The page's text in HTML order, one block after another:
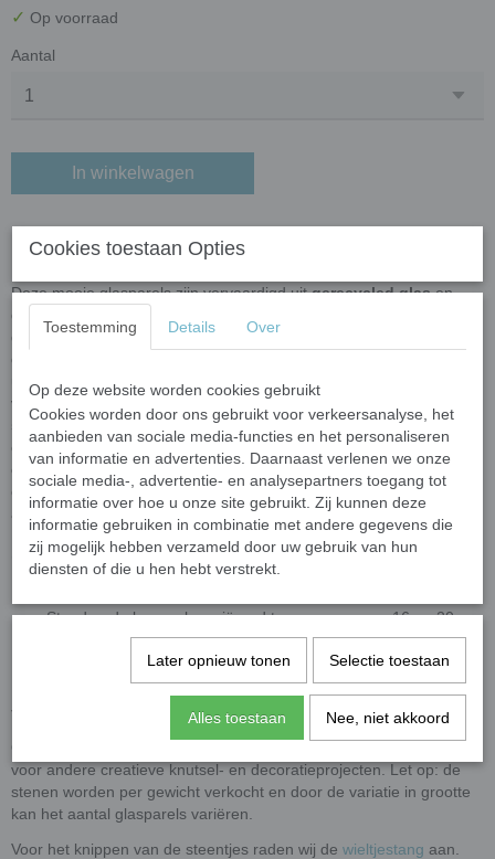
✓ Op voorraad
Aantal
In winkelwagen
Glasparels - grijs marmer
Deze mooie glasparels zijn vervaardigd uitgerecycled glasen
gekleurde oxiden. De glasparels worden gemaakt door klomples
gesmoten glas (nuggets) op een transportband te laten vallen die
door een oven wordt geleid. In de oven krijgen de glasparels hun
uiteindelike vorm. Door het unieke fabricageproces kunnen de
vorm en afmeting van de glasparels variëren. Ze hebben een
semi-ronde vormmet een bolle bovenkant en een platte
onderkant. Elke steen heeft een dikte van ongeveer 6 mmen een
diameter van 16-20 mm. Door het productieproces kunnen vorm
en grootte variëren per batch, wat zorgt voor een uniek,
ambachtelijk karakter.
Glasparels hebben wij in 3 grootte categorieën:
Standaard glasparels variërend tussen ongeveer 16 en 20
XL-glasparels variërend tussen ongeveer 30 en 36 mm.
Toepassingen
voor andere creatieve knutsel- en decoratieprojecten. Let op: de
stenen worden per gewicht verkocht en door de variatie in grootte
kan het aantal glasparels variëren.
Voor het knippen van de steentjes raden wij de wieltjestang aan.
Cookies toestaan Opties
Toestemming Details Over
Op deze website worden cookies gebruikt
Cookies worden door ons gebruikt voor verkeersanalyse, het
aanbieden van sociale media-functies en het personaliseren
van informatie en advertenties. Daarnaast verlenen we onze
sociale media-, advertentie- en analysepartners toegang tot
informatie over hoe u onze site gebruikt. Zij kunnen deze
informatie gebruiken in combinatie met andere gegevens die
zij mogelijk hebben verzameld door uw gebruik van hun
diensten of die u hen hebt verstrekt.
Later opnieuw tonen Selectie toestaan
Alles toestaan Nee, niet akkoord